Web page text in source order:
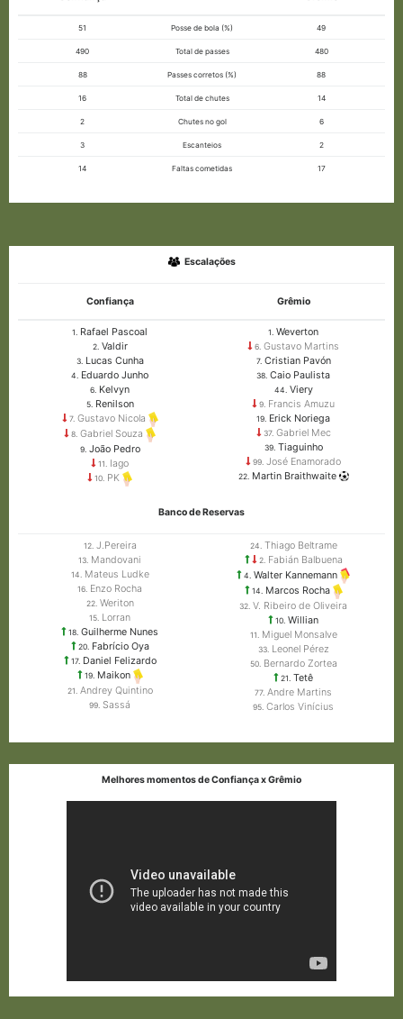
51 Posse de bola (%) 49
490 Total de passes 480
88 Passes corretos (%) 88
16 Total de chutes 14
2 Chutes no gol 6
3 Escanteios 2
14 Faltas cometidas 17
Escalações
Confiança Grêmio
1. Rafael Pascoal
2.Valdir
3.Lucas Cunha
4. Eduardo Junho
6. Kelvyn
5.Renilson
7.Gustavo Nicola
8. Gabriel Souza
9.João Pedro
11. Iago
10. PK
1. Weverton
6. Gustavo Martins
7.Cristian Pavón
38. Caio Paulista
44. Viery
9. Francis Amuzu
19. Erick Noriega
37.Gabriel Mec
39.Tiaguinho
99. José Enamorado
22.Martin Braithwaite
Banco de Reservas
12.J.Pereira
13. Mandovani
14. Mateus Ludke
16. Enzo Rocha
22.Weriton
15. Lorran
18. Guilherme Nunes
20.Fabrício Oya
17.Daniel Felizardo
19.Maikon
21. Andrey Quintino
99. Sassá
24. Thiago Beltrame
2.Fabián Balbuena
4. Walter Kannemann
14.Marcos Rocha
32. V. Ribeiro de Oliveira
10. Willian
11. Miguel Monsalve
33.Leonel Pérez
50.Bernardo Zortea
21. Tetê
77. Andre Martins
95. Carlos Vinícius
Melhores momentos de Confiança x Grêmio